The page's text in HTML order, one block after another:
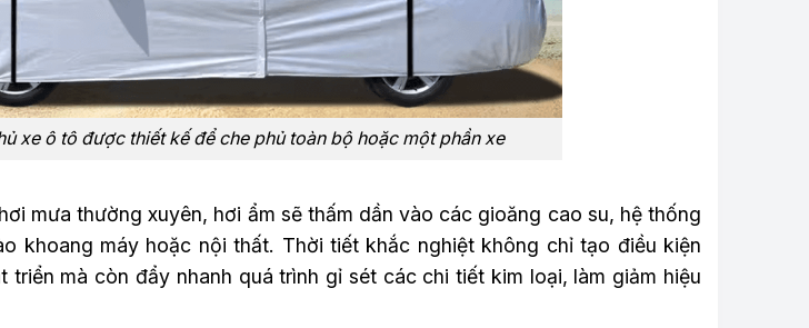
xe ô tô được thiết kế để che phủ toàn bộ hoặc một phần xe
mưa thường xuyên, hơi ẩm sẽ thấm dần vào các gioăng cao su, hệ thống
khoang máy hoặc nội thất. Thời tiết khắc nghiệt không chỉ tạo điều kiện
triển mà còn đẩy nhanh quá trình gỉ sét các chi tiết kim loại, làm giảm hiệu